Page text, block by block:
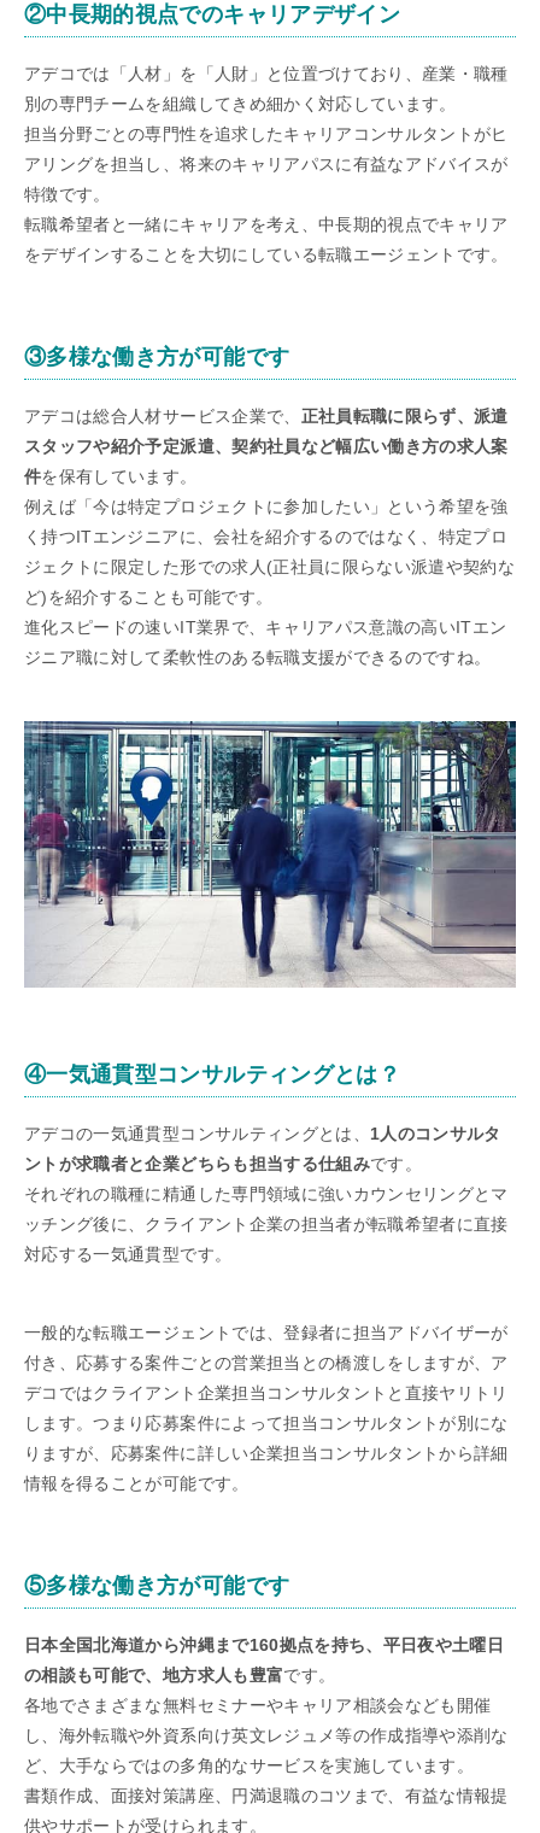
②中長期的視点でのキャリアデザイン
アデコでは「人材」を「人財」と位置づけており、産業・職種
別の専門チームを組織してきめ細かく対応しています。
担当分野ごとの専門性を追求したキャリアコンサルタントがヒ
アリングを担当し、将来のキャリアパスに有益なアドバイスが
特徴です。
転職希望者と一緒にキャリアを考え、中長期的視点でキャリア
をデザインすることを大切にしている転職エージェントです。
③多様な働き方が可能です
アデコは総合人材サービス企業で、 正社員転職に限らず、派遣
スタッフや紹介予定派遣、契約社員など幅広い働き方の求人案
件を保有しています。
例えば「今は特定プロジェクトに参加したい」という希望を強
く持つITエンジニアに、会社を紹介するのではなく、特定プロ
ジェクトに限定した形での求人(正社員に限らない派遣や契約な
ど)を紹介することも可能です。
進化スピードの速いIT業界で、キャリアパス意識の高いITエン
ジニア職に対して柔軟性のある転職支援ができるのですね。
④一気通貫型コンサルティングとは？
アデコの一気通貫型コンサルティングとは、 1人のコンサルタ
ントが求職者と企業どちらも担当する仕組みです。
それぞれの職種に精通した専門領域に強いカウンセリングとマ
ッチング後に、クライアント企業の担当者が転職希望者に直接
対応する一気通貫型です。
一般的な転職エージェントでは、登録者に担当アドバイザーが
付き、応募する案件ごとの営業担当との橋渡しをしますが、ア
デコではクライアント企業担当コンサルタントと直接ヤリトリ
します。つまり応募案件によって担当コンサルタントが別にな
りますが、応募案件に詳しい企業担当コンサルタントから詳細
情報を得ることが可能です。
⑤多様な働き方が可能です
日本全国北海道から沖縄まで160拠点を持ち、平日夜や土曜日
の相談も可能で、地方求人も豊富です。
各地でさまざまな無料セミナーやキャリア相談会なども開催
し、海外転職や外資系向け英文レジュメ等の作成指導や添削な
ど、大手ならではの多角的なサービスを実施しています。
書類作成、面接対策講座、円満退職のコツまで、有益な情報提
供やサポートが受けられます。